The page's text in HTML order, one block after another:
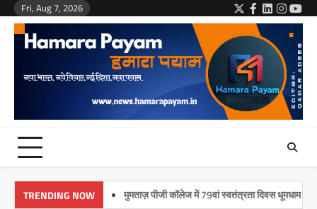
Skip
content
Fri, Aug 7, 2026 Twitter
Facebook
LinkedIn
TRENDING NOW मुमताज़ पीजी कॉलेज में 79वां स्वतंत्रता दिवस धूमधाम से